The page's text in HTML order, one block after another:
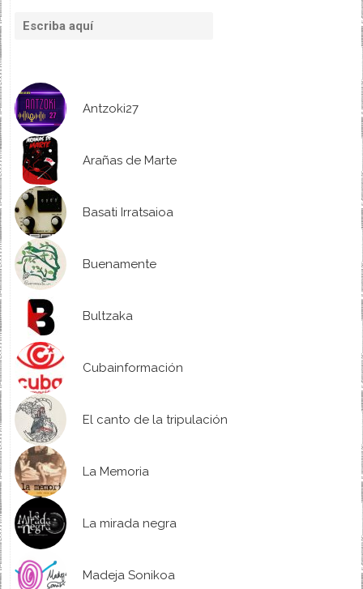
Antzoki27
Arañas de Marte
Basati Irratsaioa
Buenamente
Bultzaka
Cubainformación
El canto de la tripulación
La Memoria
La mirada negra
Madeja Sonikoa